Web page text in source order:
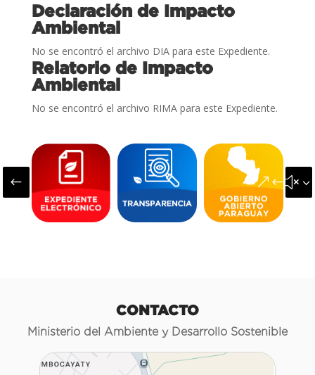
Declaración de Impacto
Ambiental
No se encontró el archivo DIA para este Expediente.
Relatorio de Impacto
Ambiental
No se encontró el archivo RIMA para este Expediente.
#
CONTACTO
Ministerio del Ambiente y Desarrollo Sostenible